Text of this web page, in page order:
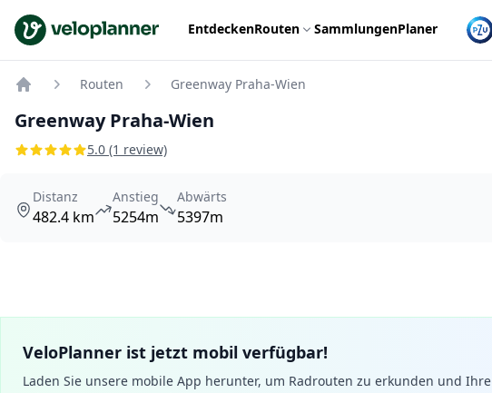
VeloPlanner EntdeckenRouten SammlungenPlaner
Routen Greenway Praha-Wien
Greenway Praha-Wien
5.0 (1 review)
Distanz
482.4 km
Anstieg
5254m
Abwärts
5397m
VeloPlanner ist jetzt mobil verfügbar!
Laden Sie unsere mobile App herunter, um Radrouten zu erkunden und Ihre